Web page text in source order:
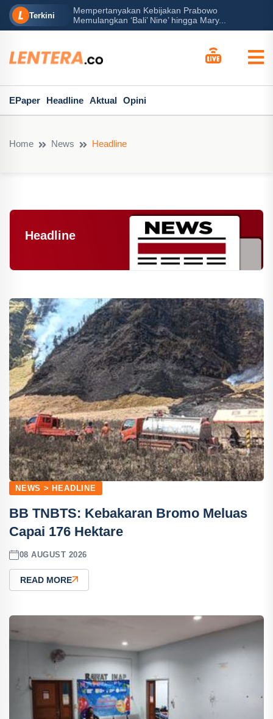
Terkini
Mempertanyakan Kebijakan Prabowo
Memulangkan ‘Bali’ Nine’ hingga Mary...
EPaper Headline Aktual Opini
Home News Headline
Headline
NEWS > HEADLINE
BB TNBTS: Kebakaran Bromo Meluas
Capai 176 Hektare
08 AUGUST 2026
READ MORE